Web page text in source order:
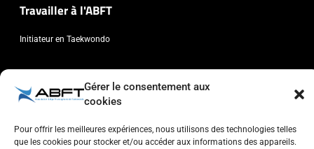
Gérer le consentement aux
cookies
Pour offrir les meilleures expériences, nous utilisons des technologies telles
que les cookies pour stocker et/ou accéder aux informations des appareils.
Travailler à l'ABFT
Initiateur en Taekwondo
Contact
Association Belge Francophone de Taekwondo
info@abft.be